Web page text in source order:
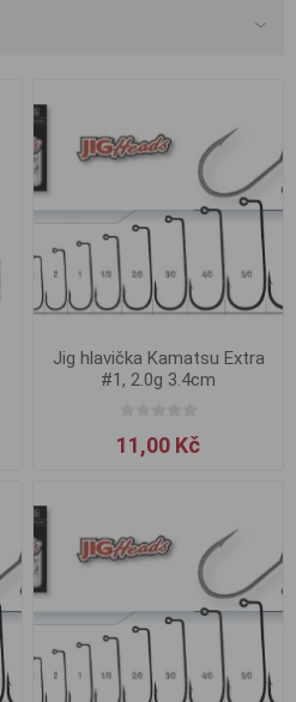
Jig hlavička Kamatsu Extra
#1, 2.0g 3.4cm
11,00 Kč